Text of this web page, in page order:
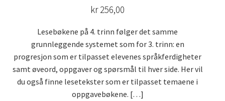
flere
Alternativene
kan
velges
på
produktsiden
kr256,00
Lesebøkene på 4. trinn følger det samme
grunnleggende systemet som for 3. trinn: en
progresjon som er tilpasset elevenes språkferdigheter
samt øveord, oppgaver og spørsmål til hver side. Her vil
du også finne lesetekster som er tilpasset temaene i
oppgavebøkene. […]